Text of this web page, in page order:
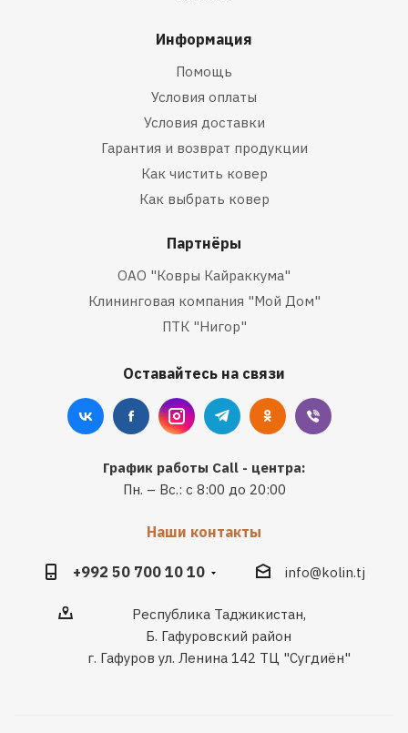
Информация
Помощь
Условия оплаты
Условия доставки
Гарантия и возврат продукции
Как чистить ковер
Как выбрать ковер
Партнёры
ОАО "Ковры Кайраккума"
Клининговая компания "Мой Дом"
ПТК "Нигор"
Оставайтесь на связи
График работы Call - центра:
Пн. – Вс.: с 8:00 до 20:00
Наши контакты
+992 50 700 10 10 info@kolin.tj
Республика Таджикистан,
Б. Гафуровский район
г. Гафуров ул. Ленина 142 ТЦ "Сугдиён"